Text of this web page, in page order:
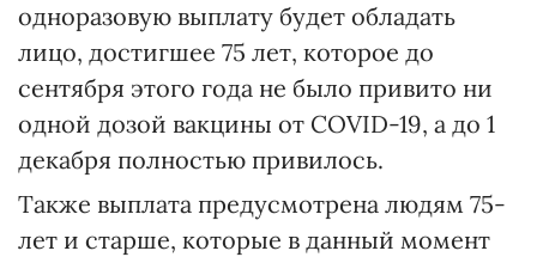
одноразовую выплату будет обладать
лицо, достигшее 75 лет, которое до
сентября этого года не было привито ни
одной дозой вакцины от COVID-19, а до 1
декабря полностью привилось.
Также выплата предусмотрена людям 75-
лет и старше, которые в данный момент